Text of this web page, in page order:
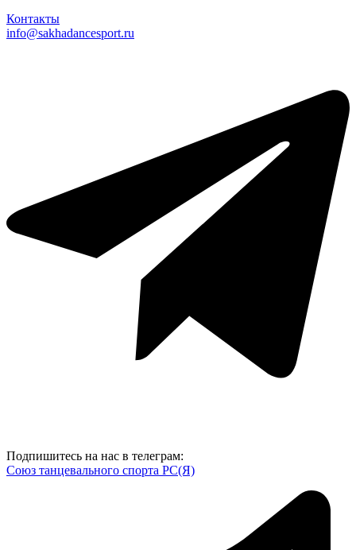
Контакты
info@sakhadancesport.ru
Подпишитесь на нас в телеграм:
Союз танцевального спорта РС(Я)